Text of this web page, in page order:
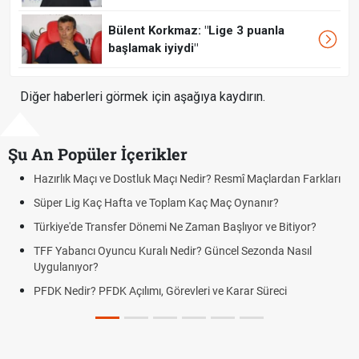
Bülent Korkmaz: "Lige 3 puanla
başlamak iyiydi"
Diğer haberleri görmek için aşağıya kaydırın.
Şu An Popüler İçerikler
Maçlardan Farkları
ve Bitiyor?
Sezonda Nasıl
Süreci
Puan Durumunda AG, OM ve Diğer
Skor Ne Demek? Sporda Skor ve Sonuç
Futbol Nasıl Oynanır? Temel Futbol Kuralları
Deplasman Golü Kuralı Nedir? Hangi
DGS Sonuçları Ne Zaman Açıklanacak